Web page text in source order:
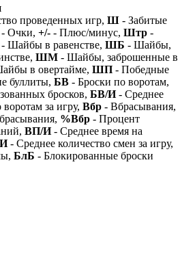
проведенных игр, Ш - Забитые
- Очки, +/- - Плюс/минус, Штр -
- Шайбы в равенстве, ШБ - Шайбы,
ШМ - Шайбы, заброшенные в
в овертайме, ШП - Победные
буллиты, БВ - Броски по воротам,
бросков, БВ/И- Среднее
за игру, Вбр - Вбрасывания,
%Вбр - Процент
ВП/И- Среднее время на
- Среднее количество смен за игру,
БлБ - Блокированные броски